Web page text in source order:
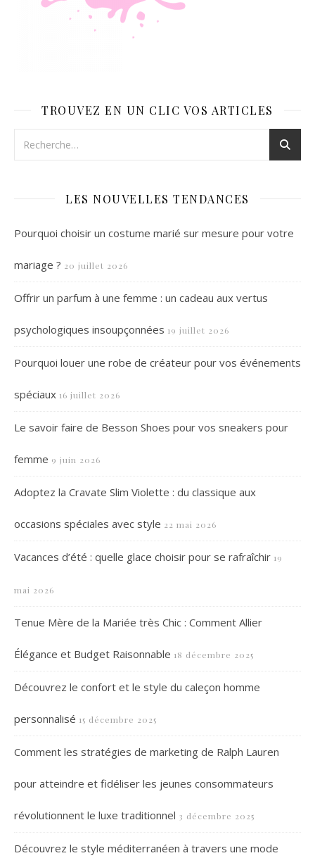
TROUVEZ EN UN CLIC VOS ARTICLES
LES NOUVELLES TENDANCES
Pourquoi choisir un costume marié sur mesure pour votre
mariage ? 20 juillet 2026
Offrir un parfum à une femme : un cadeau aux vertus
psychologiques insoupçonnées 19 juillet 2026
Pourquoi louer une robe de créateur pour vos événements
spéciaux 16 juillet 2026
Le savoir faire de Besson Shoes pour vos sneakers pour
femme 9 juin 2026
Adoptez la Cravate Slim Violette : du classique aux
occasions spéciales avec style 22 mai 2026
Vacances d’été : quelle glace choisir pour se rafraîchir 19
mai 2026
Tenue Mère de la Mariée très Chic : Comment Allier
Élégance et Budget Raisonnable 18 décembre 2025
Découvrez le confort et le style du caleçon homme
personnalisé 15 décembre 2025
Comment les stratégies de marketing de Ralph Lauren
pour atteindre et fidéliser les jeunes consommateurs
révolutionnent le luxe traditionnel 3 décembre 2025
Découvrez le style méditerranéen à travers une mode